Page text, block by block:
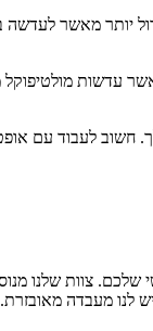
יותר מאשר לעדשה
עדשות
לעבוד עם
צוות שלנו
לנו מעבדה